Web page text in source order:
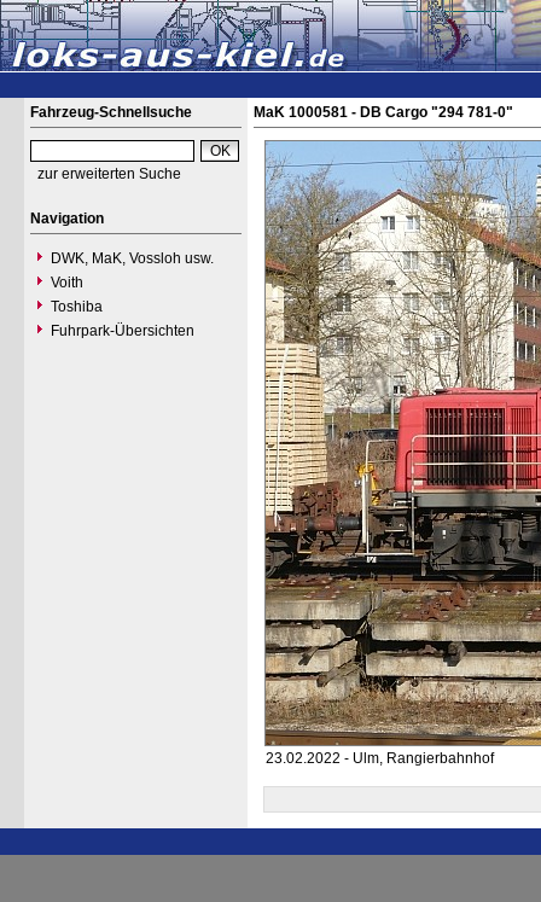
Fahrzeug-Schnellsuche
zur erweiterten Suche
Navigation
DWK, MaK, Vossloh usw.
Voith
Toshiba
Fuhrpark-Übersichten
MaK 1000581 - DB Cargo "294 781-0"
23.02.2022 - Ulm, Rangierbahnhof